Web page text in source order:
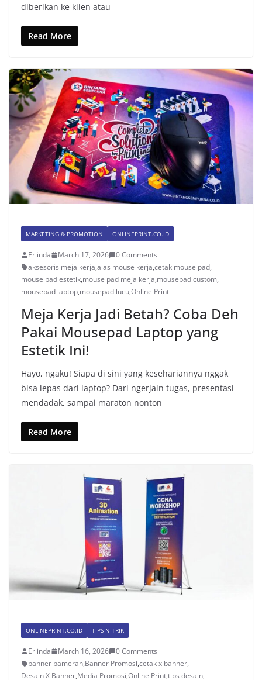
diberikan ke klien atau
Read More
MARKETING & PROMOTION ONLINEPRINT.CO.ID
Erlinda March 17, 2026
0 Comments
aksesoris meja kerja,alas mouse kerja,cetak mouse pad,
mouse pad estetik,mouse pad meja kerja,mousepad custom,
mousepad laptop,mousepad lucu,Online Print
Meja Kerja Jadi Betah? Coba Deh
Pakai Mousepad Laptop yang
Estetik Ini!
Hayo, ngaku! Siapa di sini yang kesehariannya nggak
bisa lepas dari laptop? Dari ngerjain tugas, presentasi
mendadak, sampai maraton nonton
Read More
ONLINEPRINT.CO.ID TIPS N TRIK
Erlinda March 16, 2026
0 Comments
banner pameran,Banner Promosi,cetak x banner,
Desain X Banner,Media Promosi,Online Print,tips desain,